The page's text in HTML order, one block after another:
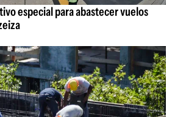
especial para abastecer vuelos